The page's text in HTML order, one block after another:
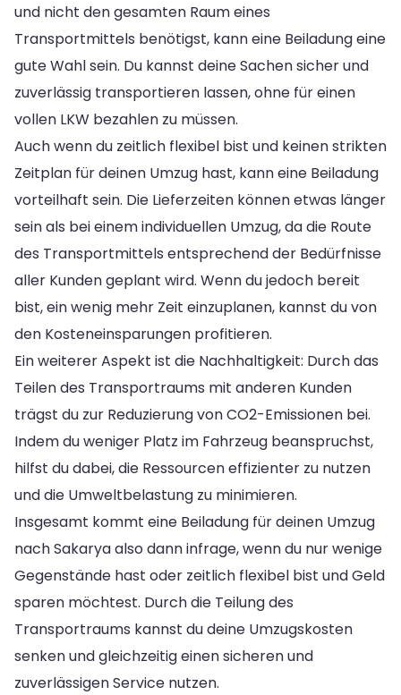
und nicht den gesamten Raum eines
Transportmittels benötigst, kann eine Beiladung eine
gute Wahl sein. Du kannst deine Sachen sicher und
zuverlässig transportieren lassen, ohne für einen
vollen LKW bezahlen zu müssen.
Auch wenn du zeitlich flexibel bist und keinen strikten
Zeitplan für deinen Umzug hast, kann eine Beiladung
vorteilhaft sein. Die Lieferzeiten können etwas länger
sein als bei einem individuellen Umzug, da die Route
des Transportmittels entsprechend der Bedürfnisse
aller Kunden geplant wird. Wenn du jedoch bereit
bist, ein wenig mehr Zeit einzuplanen, kannst du von
den Kosteneinsparungen profitieren.
Ein weiterer Aspekt ist die Nachhaltigkeit: Durch das
Teilen des Transportraums mit anderen Kunden
trägst du zur Reduzierung von CO2-Emissionen bei.
Indem du weniger Platz im Fahrzeug beanspruchst,
hilfst du dabei, die Ressourcen effizienter zu nutzen
und die Umweltbelastung zu minimieren.
Insgesamt kommt eine Beiladung für deinen Umzug
nach Sakarya also dann infrage, wenn du nur wenige
Gegenstände hast oder zeitlich flexibel bist und Geld
sparen möchtest. Durch die Teilung des
Transportraums kannst du deine Umzugskosten
senken und gleichzeitig einen sicheren und
zuverlässigen Service nutzen.